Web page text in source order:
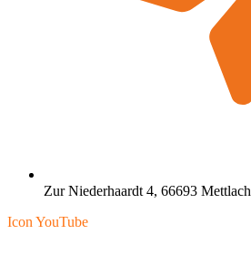
Zur Niederhaardt 4, 66693 Mettlach
Icon YouTube